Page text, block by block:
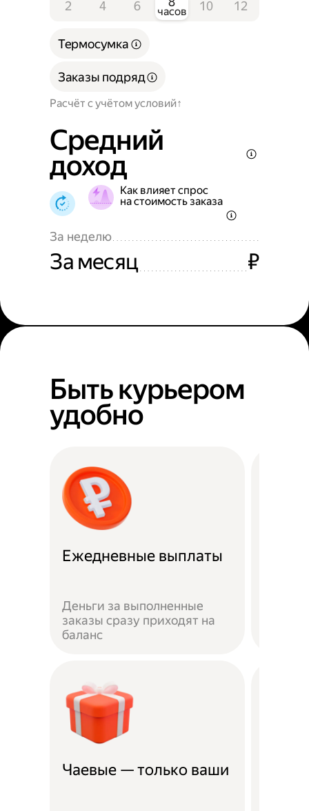
2 4 6 часов 10 12
Расчёт с учётом условий
Термосумка
Заказы подряд
Средний
доход
Как влияет спрос
на стоимость заказа
За неделю
За месяц ₽
Быть курьером
удобно
Ежедневные выплаты
Деньги за выполненные
заказы сразу приходят на
баланс
Чаевые — только ваши